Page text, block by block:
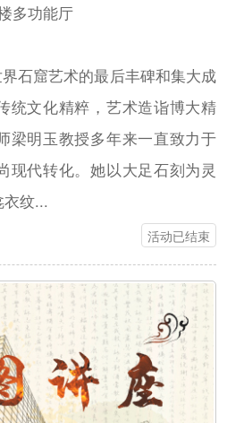
多功能厅
石窟艺术的最后丰碑和集大成
统文化精粹，艺术造诣博大精
梁明玉教授多年来一直致力于
现代转化。她以大足石刻为灵
纹...
活动已结束